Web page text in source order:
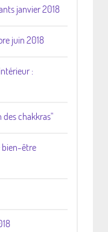
janvier 2018
juin 2018
:
des chakkras"
bien-être